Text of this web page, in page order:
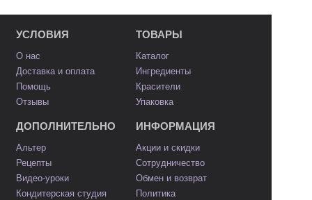
УСЛОВИЯ
О нас
Доставка и оплата
Помощь
Отзывы
ТОВАРЫ
Каталог
Ингредиенты
Красители
Упаковка
ДОПОЛНИТЕЛЬНО
Альтер
Рецепты
Видео-уроки
Кондитерская студия
ИНФОРМАЦИЯ
Акции и скидки
Сотрудничество
Обмен и возврат
Политика